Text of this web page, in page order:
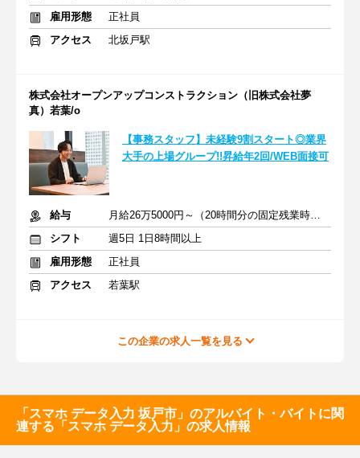
雇用形態
正社員
アクセス
北坂戸駅
株式会社オープンアップコンストラクション（旧株式会社夢
真）若葉/o
【事務スタッフ】未経験9割スタート◎業界
大手の上場グループ!!昇給年2回/WEB面接可
給与
月給26万5000円～（20時間分の固定残業時間代を含む）
シフト
週5日 1日8時間以上
雇用形態
正社員
アクセス
若葉駅
この企業の求人一覧を見る
「スマホ データ入力 坂戸市」のアルバイト・バイトに関
連する「スマホ データ入力」の求人情報